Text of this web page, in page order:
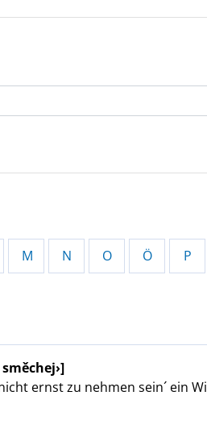
M N O Ö P
ernst zu nehmen sein´ ein